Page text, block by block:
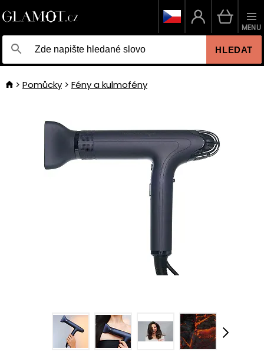
HLEDAT
MENU
Pomůcky Fény a kulmofény